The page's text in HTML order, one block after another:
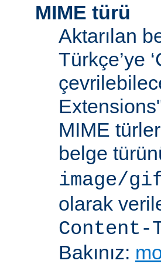
MIME türü
Aktarılan
Türkçe’ye
MIME
belge
image/
olarak
Content-
Bakınız: